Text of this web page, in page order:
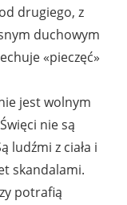
drugiego, z
duchowym
«pieczęć»
jest wolnym
nie są
ludźmi z ciała i
skandalami.
potrafią